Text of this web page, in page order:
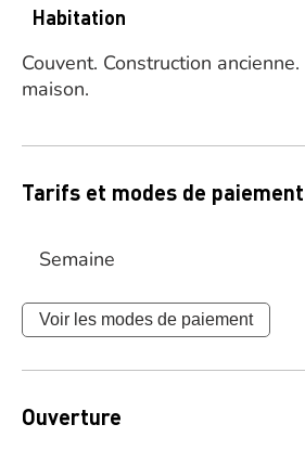
Habitation
Couvent. Construction ancienne.
maison.
Tarifs et modes de paiement
Semaine
Voir les modes de paiement
Ouverture